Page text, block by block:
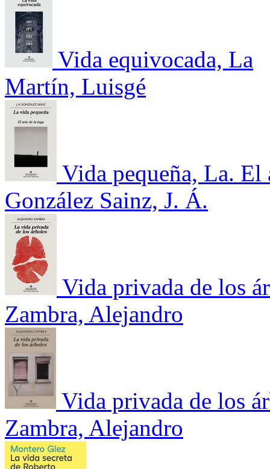
Vida equivocada, La
Martín, Luisgé
Vida pequeña, La. El
González Sainz, J. Á.
Vida privada de los
Zambra, Alejandro
Vida privada de los
Zambra, Alejandro